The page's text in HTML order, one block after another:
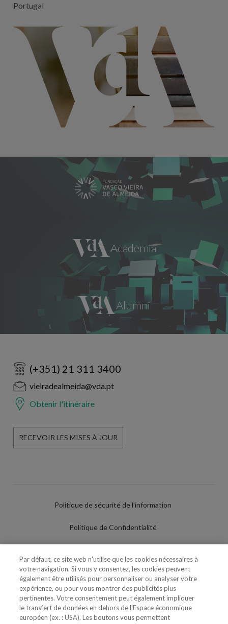
Portugal
(+351) 21 311 3400
vieiradealmeida@vda.pt
Obtenir l'itinéraire
RECEVOIR LES MISES À JOUR
Politique de sécurité de l'information
Politique de Confidentialité
Politique de Cookies
Paramètres des cookies
Utilisation Frauduleuse du Nom/Brand
Par défaut, ce site web n'utilise que les cookies nécessaires à
votre navigation. Si vous y consentez, les cookies peuvent
également être utilisés pour personnaliser ou analyser votre
expérience, ou pour vous montrer des publicités plus
pertinentes. Votre consentement peut également impliquer
le transfert de données en dehors de l'Espace économique
européen (ex. : USA). Les boutons vous permettent